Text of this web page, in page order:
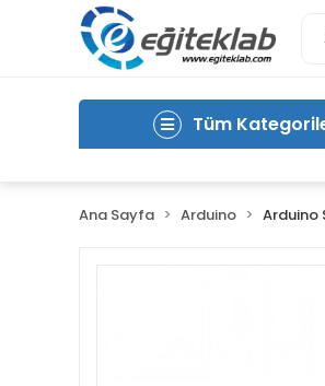
Tüm
Ana Sayfa Arduino Arduino